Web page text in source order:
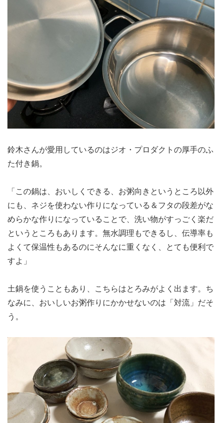
鈴木さんが愛用しているのはジオ・プロダクトの厚手のふ
た付き鍋。
「この鍋は、おいしくできる、お粥向きというところ以外
にも、ネジを使わない作りになっている＆フタの段差がな
めらかな作りになっていることで、洗い物がすっごく楽だ
というところもあります。無水調理もできるし、伝導率も
よくて保温性もあるのにそんなに重くなく、とても便利で
すよ」
土鍋を使うこともあり、こちらはとろみがよく出ます。ち
なみに、おいしいお粥作りにかかせないのは「対流」だそ
う。